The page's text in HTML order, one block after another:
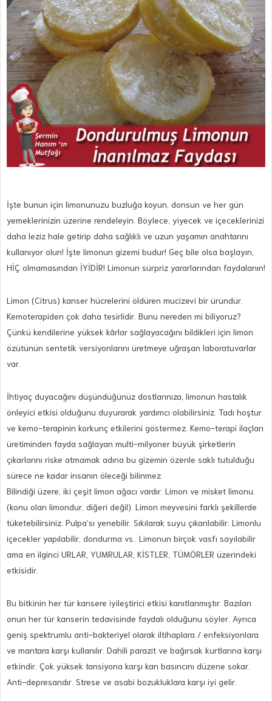
İşte bunun için limonunuzu buzluğa koyun, donsun ve her gün
yemeklerinizin üzerine rendeleyin. Böylece, yiyecek ve içeceklerinizi
daha leziz hale getirip daha sağlıklı ve uzun yaşamın anahtarını
kullanıyor olun! İşte limonun gizemi budur! Geç bile olsa başlayın,
HİÇ olmamasından İYİDİR! Limonun sürpriz yararlarından faydalanın!
Limon (Citrus) kanser hücrelerini öldüren mucizevi bir üründür.
Kemoterapiden çok daha tesirlidir. Bunu nereden mi biliyoruz?
Çünkü kendilerine yüksek kârlar sağlayacağını bildikleri için limon
özütünün sentetik versiyonlarını üretmeye uğraşan laboratuvarlar
var.
İhtiyaç duyacağını düşündüğünüz dostlarınıza, limonun hastalık
önleyici etkisi olduğunu duyurarak yardımcı olabilirsiniz. Tadı hoştur
ve kemo-terapinin korkunç etkilerini göstermez. Kemo-terapi ilaçları
üretiminden fayda sağlayan multi-milyoner büyük şirketlerin
çıkarlarını riske atmamak adına bu gizemin özenle saklı tutulduğu
sürece ne kadar insanın öleceği bilinmez.
Bilindiği üzere, iki çeşit limon ağacı vardır. Limon ve misket limonu.
(konu olan limondur, diğeri değil). Limon meyvesini farklı şekillerde
tüketebilirsiniz. Pulpa’sı yenebilir. Sıkılarak suyu çıkarılabilir. Limonlu
içecekler yapılabilir, dondurma vs.. Limonun birçok vasfı sayılabilir
ama en ilginci URLAR, YUMRULAR, KİSTLER, TÜMÖRLER üzerindeki
etkisidir.
Bu bitkinin her tür kansere iyileştirici etkisi kanıtlanmıştır. Bazıları
onun her tür kanserin tedavisinde faydalı olduğunu söyler. Ayrıca
geniş spektrumlu anti-bakteriyel olarak iltihaplara / enfeksiyonlara
ve mantara karşı kullanılır. Dahili parazit ve bağırsak kurtlarına karşı
etkindir. Çok yüksek tansiyona karşı kan basıncını düzene sokar.
Anti-depresandır. Strese ve asabi bozukluklara karşı iyi gelir.